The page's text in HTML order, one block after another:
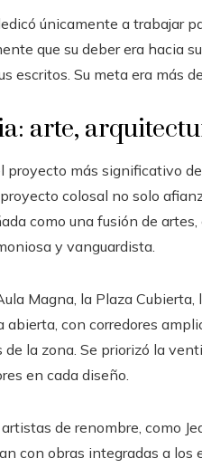
únicamente a trabajar
que su deber era hacia
escritos. Su meta era más
arte,
proyecto más significativo
colosal no solo
como una fusión de
y vanguardista.
Magna, la Plaza
abierta, con corredores
la zona. Se priorizó la
en cada diseño.
de renombre, como
con obras integradas a los